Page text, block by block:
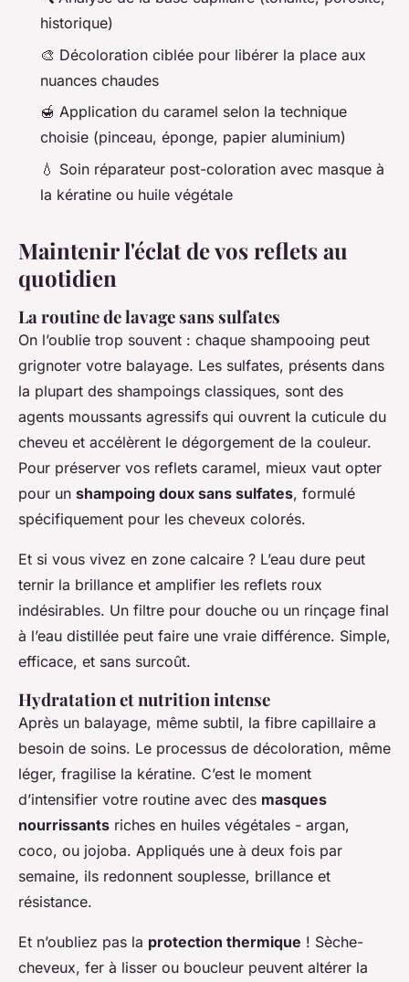
historique)
🎨 Décoloration ciblée pour libérer la place aux
nuances chaudes
🍯 Application du caramel selon la technique
choisie (pinceau, éponge, papier aluminium)
💧 Soin réparateur post-coloration avec masque à
la kératine ou huile végétale
Maintenir l'éclat de vos reflets au
quotidien
La routine de lavage sans sulfates
On l’oublie trop souvent : chaque shampooing peut
grignoter votre balayage. Les sulfates, présents dans
la plupart des shampoings classiques, sont des
agents moussants agressifs qui ouvrent la cuticule du
cheveu et accélèrent le dégorgement de la couleur.
Pour préserver vos reflets caramel, mieux vaut opter
pour un shampoing doux sans sulfates, formulé
spécifiquement pour les cheveux colorés.
Et si vous vivez en zone calcaire ? L’eau dure peut
ternir la brillance et amplifier les reflets roux
indésirables. Un filtre pour douche ou un rinçage final
à l’eau distillée peut faire une vraie différence. Simple,
efficace, et sans surcoût.
Hydratation et nutrition intense
Après un balayage, même subtil, la fibre capillaire a
besoin de soins. Le processus de décoloration, même
léger, fragilise la kératine. C’est le moment
d’intensifier votre routine avec des masques
nourrissants riches en huiles végétales - argan,
coco, ou jojoba. Appliqués une à deux fois par
semaine, ils redonnent souplesse, brillance et
résistance.
Et n’oubliez pas la protection thermique ! Sèche-
cheveux, fer à lisser ou boucleur peuvent altérer la